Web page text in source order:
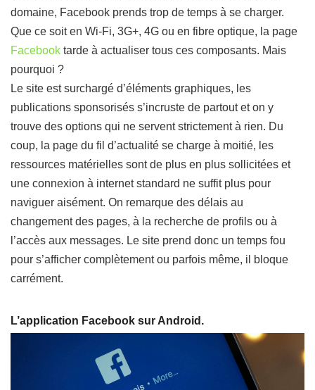
domaine, Facebook prends trop de temps à se charger.
Que ce soit en Wi-Fi, 3G+, 4G ou en fibre optique, la page
Facebook tarde à actualiser tous ces composants. Mais
pourquoi ?
Le site est surchargé d’éléments graphiques, les
publications sponsorisés s’incruste de partout et on y
trouve des options qui ne servent strictement à rien. Du
coup, la page du fil d’actualité se charge à moitié, les
ressources matérielles sont de plus en plus sollicitées et
une connexion à internet standard ne suffit plus pour
naviguer aisément. On remarque des délais au
changement des pages, à la recherche de profils ou à
l’accès aux messages. Le site prend donc un temps fou
pour s’afficher complètement ou parfois même, il bloque
carrément.
L’application Facebook sur Android.